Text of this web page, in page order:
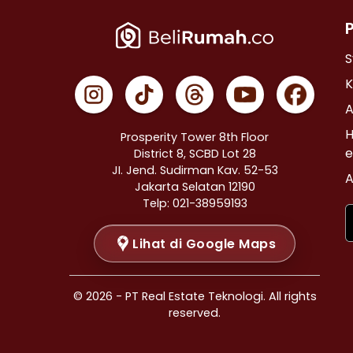
Properti Dijual di Johar Baru >
Properti Dijual di Menteng >
Properti Dijual di Tanah Abang >
Properti Dijual di Kramat >
Properti Dijual di Bendungan Hilir >
Properti Dijual di Jakarta Selatan >
Properti Dijual di Cilandak >
Properti Dijual di Gandaria Selatan >
Properti Dijual di Cipete Selatan >
Properti Dijual di Lenteng Agung >
Properti Dijual di Pondok Pinang >
Properti Dijual di Kebayoran Baru >
Properti Dijual di Mampang Prapatan >
Prosperity Tower 8th Floor
District 8, SCBD Lot 28
JI. Jend. Sudirman Kav. 52-53
Jakarta Selatan 12190
Telp: 021-38959193
Lihat di Google Maps
© 2026 - PT Real Estate Teknologi. All rights
reserved.